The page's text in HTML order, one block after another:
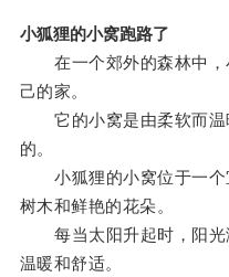
小狐狸的小窝跑路了
在一个郊外的森林中，
己的家。
它的小窝是由柔软而温
的。
小狐狸的小窝位于一个
树木和鲜艳的花朵。
每当太阳升起时，阳光
温暖和舒适。